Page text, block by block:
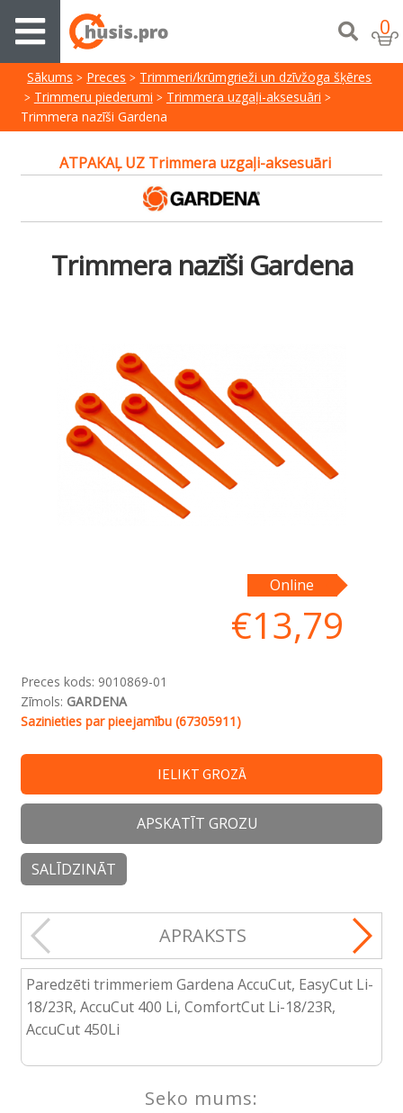
0
Sākums Preces
Trimmeri/krūmgrieži un dzīvžoga šķēres
Trimmeru piederumi
Trimmera uzgaļi-aksesuāri
Trimmera nazīši Gardena
ATPAKAĻ UZ Trimmera uzgaļi-aksesuāri
Trimmera nazīši Gardena
Online
€13,79
Preces kods: 9010869-01
Zīmols: GARDENA
Sazinieties par pieejamību (67305911)
IELIKT GROZĀ
APSKATĪT GROZU
SALĪDZINĀT
APRAKSTS
Paredzēti trimmeriem Gardena AccuCut, EasyCut Li-
18/23R, AccuCut 400 Li, ComfortCut Li-18/23R,
AccuCut 450Li
Seko mums: